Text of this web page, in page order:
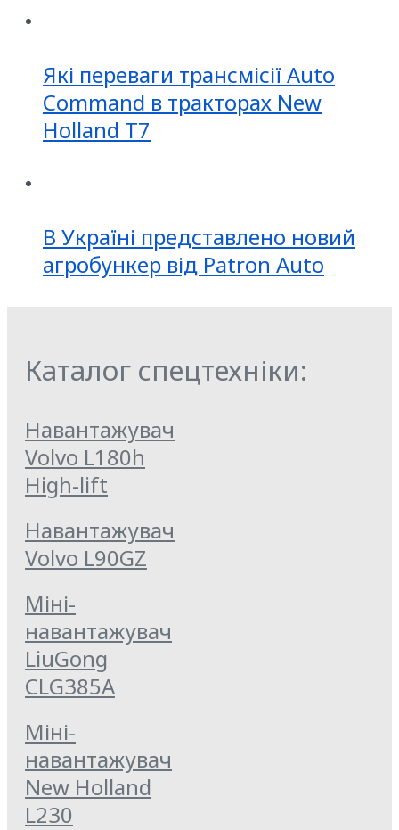
Які переваги трансмісії Auto
Command в тракторах New
Holland T7
В Україні представлено новий
агробункер від Patron Auto
Каталог спецтехніки:
Навантажувач
Volvo L180h
High-lift
Навантажувач
Volvo L90GZ
Міні-
навантажувач
LiuGong
CLG385A
Міні-
навантажувач
New Holland
L230